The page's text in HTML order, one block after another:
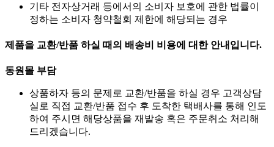
기타 전자상거래 등에서의 소비자 보호에 관한 법률이
정하는 소비자 청약철회 제한에 해당되는 경우
제품을 교환/반품 하실 때의 배송비 비용에 대한 안내입니다.
동원몰 부담
상품하자 등의 문제로 교환/반품을 하실 경우 고객상담
실로 직접 교환/반품 접수 후 도착한 택배사를 통해 인도
하여 주시면 해당상품을 재발송 혹은 주문취소 처리해
드리겠습니다.